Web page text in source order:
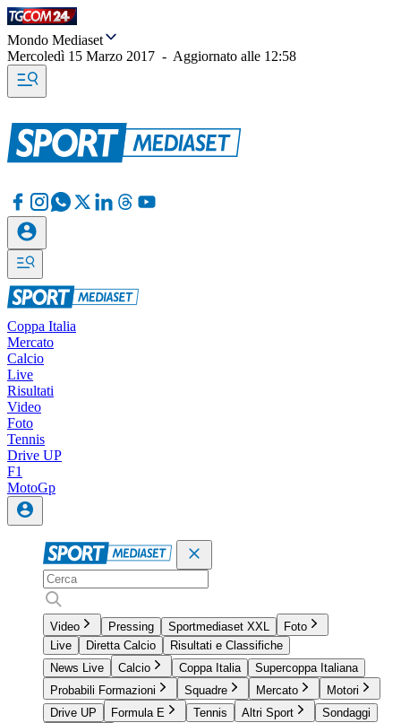
Mondo Mediaset
Mercoledì 15 Marzo 2017 - Aggiornato alle 12:58
Coppa Italia
Mercato
Calcio
Live
Risultati
Video
Foto
Tennis
Drive UP
F1
MotoGp
Video Pressing Sportmediaset XXL
Foto
Live
Diretta Calcio
Risultati e Classifiche
News Live
Calcio Coppa Italia
Supercoppa Italiana
Probabili Formazioni
Squadre Mercato
Motori
Drive UP
Formula E Tennis Altri Sport
Sondaggi